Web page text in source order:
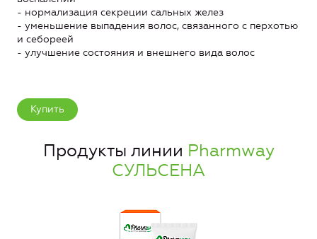
- нормализация секреции сальных желез
- уменьшение выпадения волос, связанного с перхотью
и себореей
- улучшение состояния и внешнего вида волос
Купить
Продукты линии Pharmway
СУЛЬСЕНА